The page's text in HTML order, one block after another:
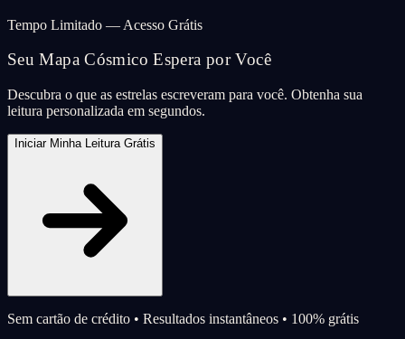
Tempo Limitado — Acesso Grátis
Seu Mapa Cósmico Espera por Você
Descubra o que as estrelas escreveram para você. Obtenha sua
leitura personalizada em segundos.
Iniciar Minha Leitura Grátis
Sem cartão de crédito • Resultados instantâneos • 100% grátis